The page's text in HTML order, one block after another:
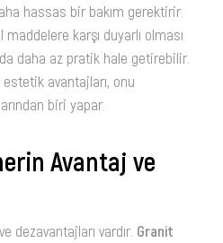
hassas bir bakım gerektirir.
karşı duyarlı olması
daha az pratik hale getirebilir.
avantajları, onu
biri yapar.
Avantaj ve
dezavantajları vardır. Granit